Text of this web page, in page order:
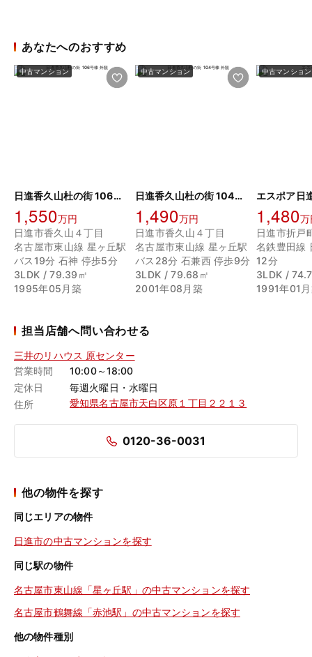
あなたへのおすすめ
中古マンション
日進香久山杜の街 106号棟
1,550万円
日進市香久山４丁目
名古屋市東山線 星ヶ丘駅
バス19分 石神 停歩5分
3LDK / 79.39㎡
1995年05月築
中古マンション
日進香久山杜の街 104号棟
1,490万円
日進市香久山４丁目
名古屋市東山線 星ヶ丘駅
バス28分 石兼西 停歩9分
3LDK / 79.68㎡
2001年08月築
中古マンション
エスポア日
1,480万
日進市折戸
名鉄豊田線
12分
3LDK /
1991年01
担当店舗へ問い合わせる
三井のリハウス 原センター
営業時間
10:00～18:00
定休日
毎週火曜日・水曜日
住所
愛知県名古屋市天白区原１丁目２２１３
0120-36-0031
他の物件を探す
同じエリアの物件
日進市の中古マンションを探す
同じ駅の物件
名古屋市東山線「星ヶ丘駅」の中古マンションを探す
名古屋市鶴舞線「赤池駅」の中古マンションを探す
他の物件種別